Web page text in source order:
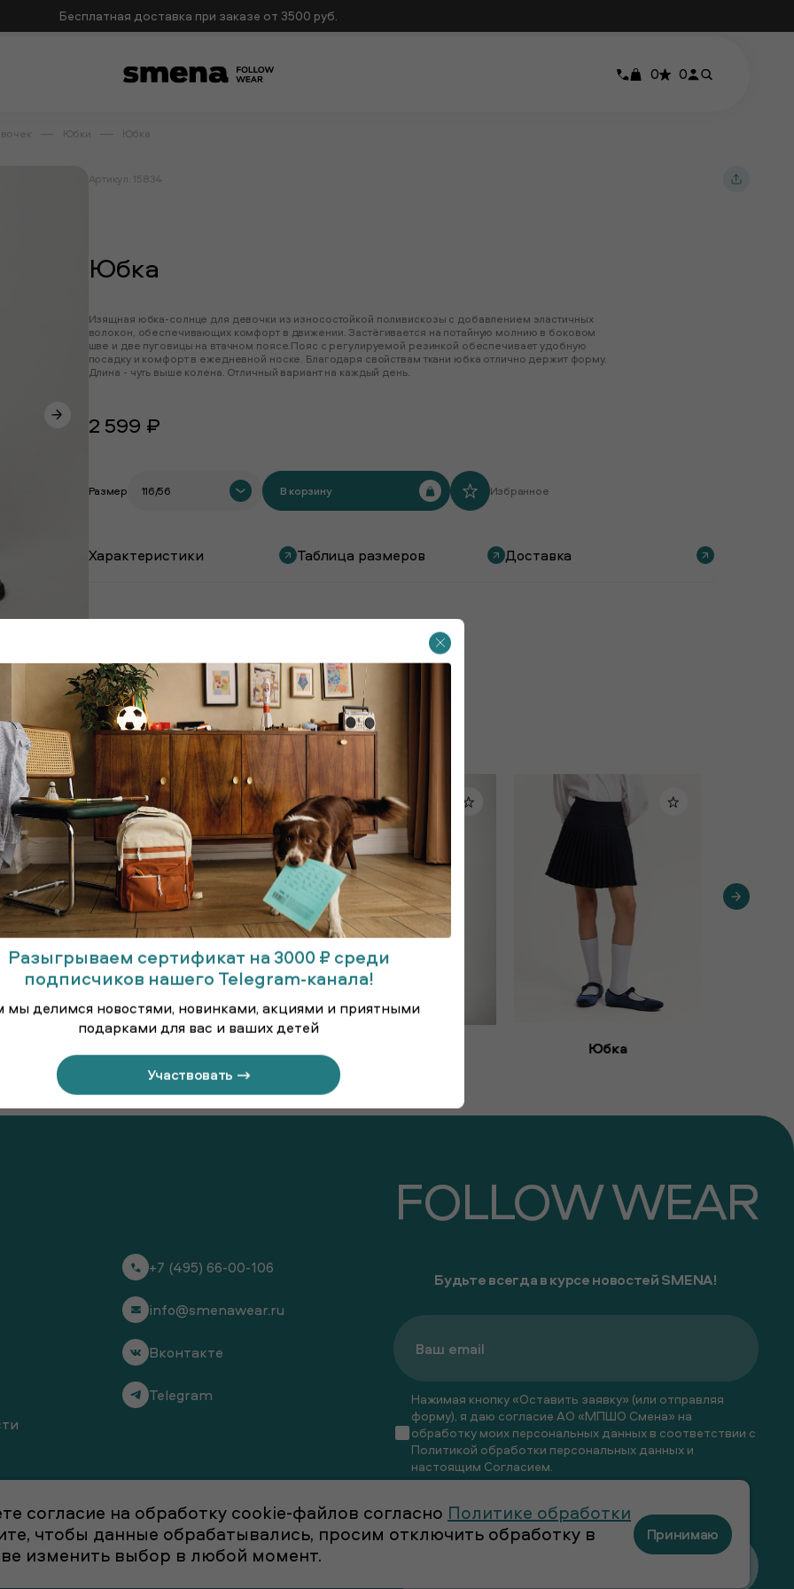
Бесплатная доставка при заказе от 3500 руб.
0 0
Юбки Юбка
Артикул: 15834
Юбка
Изящная юбка-солнце для девочки из износостойкой поливискозы с добавлением эластичных
волокон, обеспечивающих комфорт в движении. Застёгивается на потайную молнию в боковом
шве и две пуговицы на втачном поясе.Пояс с регулируемой резинкой обеспечивает удобную
посадку и комфорт в ежедневной носке. Благодаря свойствам ткани юбка отлично держит форму.
Длина - чуть выше колена. Отличный вариант на каждый день.
2 599 ₽
Размер 116/56 В корзину Избранное
Характеристики Таблица размеров Доставка
Покупают вместе с этим товаром
Юбка
+7 (495) 66-00-106
info@smenawear.ru
Вконтакте
Telegram
FOLLOW WEAR
Будьте всегда в курсе новостей SMENA!
Нажимая кнопку «Оставить заявку» (или отправляя
форму), я даю согласие АО «МПШО Смена» на
обработку моих персональных данных в соответствии с
Политикой обработки персональных данных и
настоящим Согласием.
информационных рассылок
Разыгрываем сертификат на 3000 ₽ среди
подписчиков нашего Telegram-канала!
мы делимся новостями, новинками, акциями и приятными
подарками для вас и ваших детей
Участвовать →
согласие на обработку cookie-файлов согласно Политике обработки
чтобы данные обрабатывались, просим отключить обработку в
изменить выбор в любой момент.
Принимаю